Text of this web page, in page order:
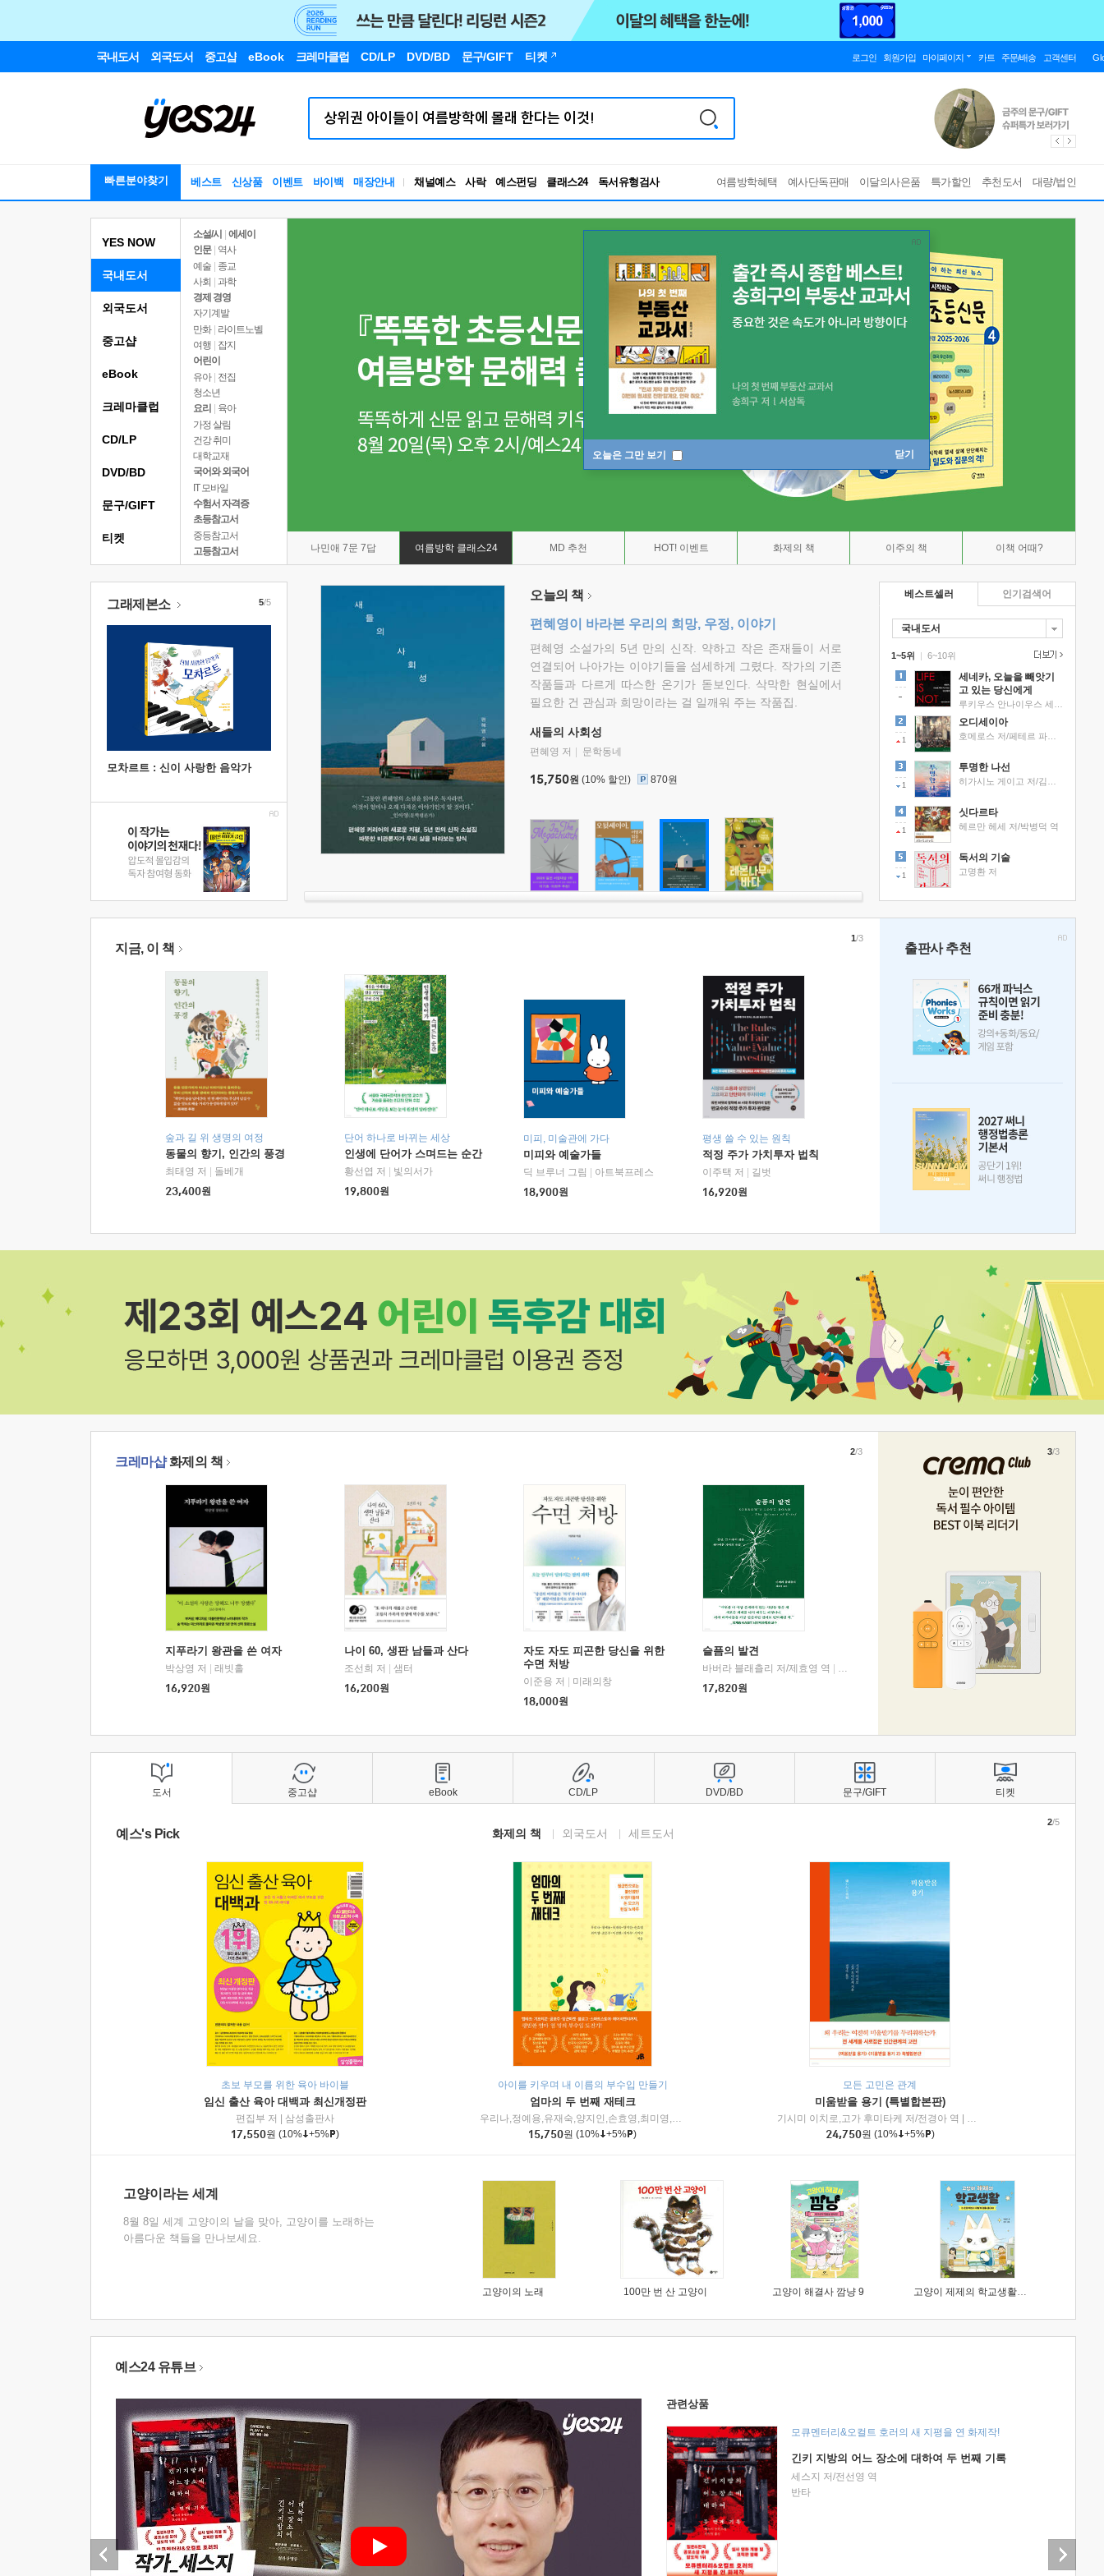
국내도서 외국도서 중고샵 eBook 크레마클럽 CD/LP DVD/BD 문구/GIFT 티켓 로그인 회원가입 마이페이지 카트 주문/배송 고객센터
빠른분야찾기 베스트 신상품 이벤트 바이백 매장안내 채널예스 사락 예스펀딩 클래스24
RBTI Lab
독서유형검사
여름방학혜택 예사단독판매 이달의사은품 특가할인 추천도서 대량/법인
오늘은 그만 보기 닫기
YES NOW
국내도서
소설/시
에세이
인문
역사
예술 | 종교
사회 | 과학
경제 경영
자기계발
만화 | 라이트노벨
여행
잡지
어린이
유아 | 전집
청소년
요리
육아
가정 살림
건강 취미
대학교재
국어와 외국어
IT 모바일
수험서 자격증
초등참고서
중등참고서
고등참고서
나민애 7문 7답 여름방학 클래스24 MD 추천 HOT! 이벤트 화제의 책 이주의 책 이책 어때?
외국도서
중고샵
eBook
크레마클럽
CD/LP
DVD/BD
문구/GIFT
티켓
그래제본소
모차르트 : 신이 사랑한 음악가
5/5 오늘의 책
편혜영이 바라본 우리의 희망, 우정, 이야기
편혜영 소설가의 5년 만의 신작. 약하고 작은 존재들이 서로
연결되어 나아가는 이야기들을 섬세하게 그렸다. 작가의 기존
작품들과 다르게 따스한 온기가 돋보인다. 삭막한 현실에서
필요한 건 관심과 희망이라는 걸 일깨워 주는 작품집.
새들의 사회성
편혜영 저 문학동네
15,750원 (10% 할인) 870원
베스트셀러
국내도서
1~5위 |
세네카, 오늘을 빼앗기
고 있는 당신에게
1
오디세이아
1
투명한 나선
1
싯다르타
헤르만 헤세 저/박병덕 역
1
독서의 기술
고명환 저
6~10위
인기검색어
지금, 이 책
숲과 길 위 생명의 여정
동물의 향기, 인간의 풍경
최태영 저
돌베개
23,400원
단어 하나로 바뀌는 세상
인생에 단어가 스며드는 순간
황선엽 저
빛의서가
19,800원
미피, 미술관에 가다
미피와 예술가들
딕 브루너 그림
아트북프레스
18,900원
평생 쓸 수 있는 원칙
적정 주가 가치투자 법칙
이주택 저
길벗
16,920원
1/3
출판사 추천
크레마샵화제의 책
지푸라기 왕관을 쓴 여자
박상영 저
래빗홀
16,920원
나이 60, 생판 남들과 산다
조선희 저
샘터
16,200원
자도 자도 피곤한 당신을 위한
수면 처방
이준용 저
미래의창
18,000원
슬픔의 발견
바버라 블래츨리 저/제효영 역
디플롯
17,820원
2/3 3/3
도서
예스's Pick 화제의 책 외국도서 세트도서
초보 부모를 위한 육아 바이블
임신 출산 육아 대백과 최신개정판
편집부 저
삼성출판사
17,550원 (10% +5% )
아이를 키우며 내 이름의 부수입 만들기
엄마의 두 번째 재테크
우리나,정예용,유재숙,양지인,손효영,최미영,조민주,이진현,차미숙,서미숙 저 | 제이브리즈북스
15,750원 (10% +5% )
모든 고민은 관계
미움받을 용기 (특별합본판)
기시미 이치로,고가 후미타케 저/전경아 역
인플루엔셜
24,750원 (10% +5% )
2/5
고양이라는 세계
8월 8일 세계 고양이의 날을 맞아, 고양이를 노래하는
아름다운 책들을 만나보세요.
고양이의 노래 100만 번 산 고양이 고양이 해결사 깜냥 9 고양이 제제의 학교생활 1 : 초등학생이 이렇게 힘들 줄이야
중고샵 eBook CD/LP DVD/BD 문구/GIFT 티켓
예스24 유튜브
관련상품
모큐멘터리&오컬트 호러의 새 지평을 연 화제작!
긴키 지방의 어느 장소에 대하여 두 번째 기록
세스지 저/전선영 역
반타